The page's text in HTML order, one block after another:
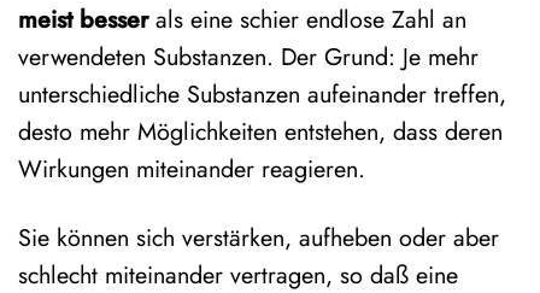
meist besserals eine schier endlose Zahl an
verwendeten Substanzen. Der Grund: Je mehr
unterschiedliche Substanzen aufeinander treffen,
desto mehr Möglichkeiten entstehen, dass deren
Wirkungen miteinander reagieren.
Sie können sich verstärken, aufheben oder aber
schlecht miteinander vertragen, so daß eine